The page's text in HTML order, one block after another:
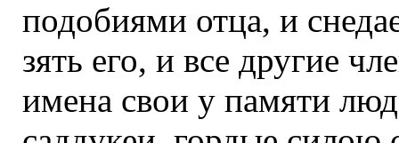
подобиями отца, и
зять его, и все другие
имена свои у памяти